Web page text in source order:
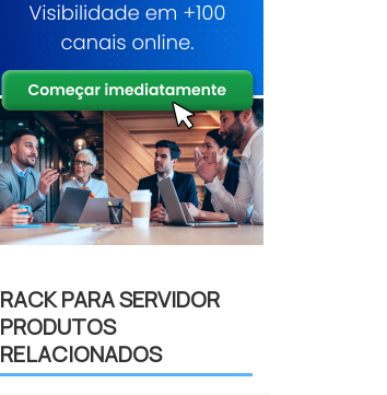
RACK PARA SERVIDOR
PRODUTOS
RELACIONADOS